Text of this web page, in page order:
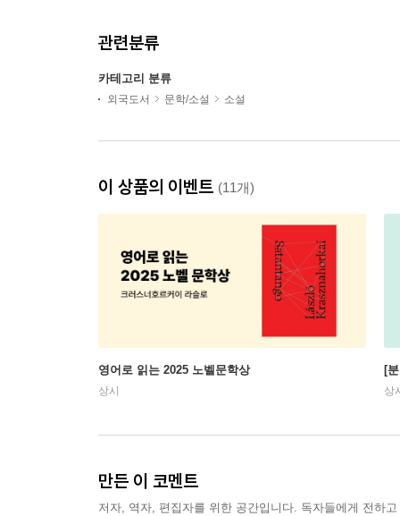
관련분류
카테고리 분류
외국도서 문학/소설 소설
이 상품의 이벤트 (11개)
영어로 읽는 2025 노벨문학상
상시
[
상
만든 이 코멘트
저자, 역자, 편집자를 위한 공간입니다. 독자들에게 전하